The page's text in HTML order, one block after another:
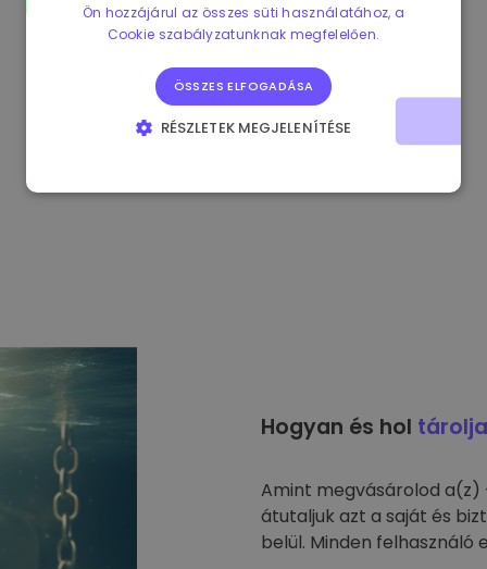
Hogyan és hol
Amint megvásárolod a(z)
átutaljuk azt a saját és
belül. Minden felhasználó
Ön hozzájárul az összes süti használatához, a
Cookie szabályzatunknak megfelelően.
ÖSSZES ELFOGADÁSA
RÉSZLETEK MEGJELENÍTÉSE